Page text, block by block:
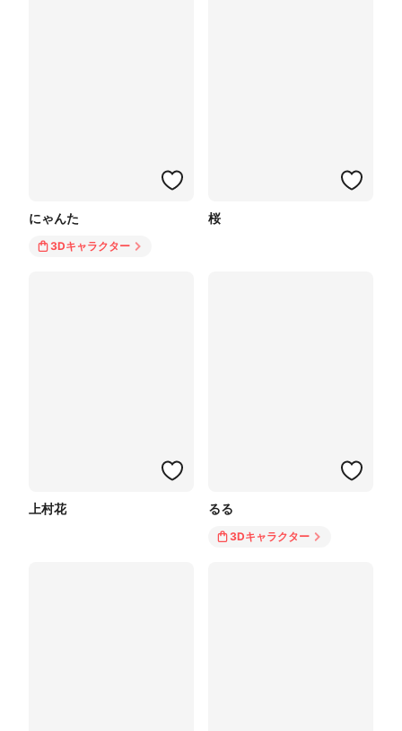
にゃんた
3Dキャラクター
桜
上村花 るる
3Dキャラクター